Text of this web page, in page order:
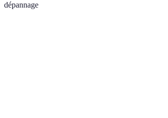
dépannage